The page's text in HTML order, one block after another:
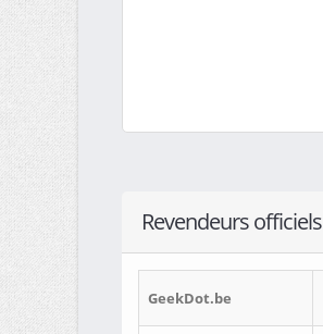
Revendeurs officiels
GeekDot.be